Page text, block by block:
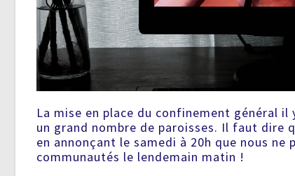
La mise en place du confinement général il
un grand nombre de paroisses. Il faut dire
en annonçant le samedi à 20h que nous
communautés le lendemain matin !